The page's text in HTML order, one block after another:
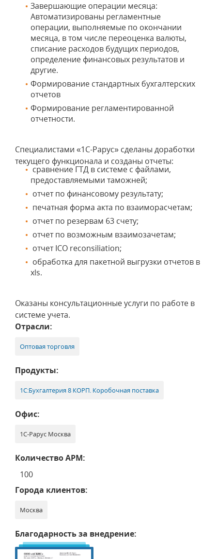
Завершающие операции месяца:
Автоматизированы регламентные
операции, выполняемые по окончании
месяца, в том числе переоценка валюты,
списание расходов будущих периодов,
определение финансовых результатов и
другие.
Формирование стандартных бухгалтерских
отчетов
Формирование регламентированной
отчетности.
Специалистами «1С-Рарус» сделаны доработки
текущего функционала и созданы отчеты:
сравнение ГТД в системе с файлами,
предоставляемыми таможней;
отчет по финансовому результату;
печатная форма акта по взаиморасчетам;
отчет по резервам 63 счету;
отчет по возможным взаимозачетам;
отчет ICO reconsiliation;
обработка для пакетной выгрузки отчетов в
xls.
Оказаны консультационные услуги по работе в
системе учета.
Отрасли:
Оптовая торговля
Продукты:
1С:Бухгалтерия 8 КОРП. Коробочная поставка
Офис:
1С-Рарус Москва
Количество АРМ:
100
Города клиентов:
Москва
Благодарность за внедрение: